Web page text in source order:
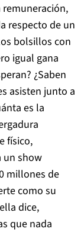
respecto de un
bolsillos con
igual gana
¿Saben
asisten junto a
es la
físico,
un show
millones de
como su
dice,
que nada